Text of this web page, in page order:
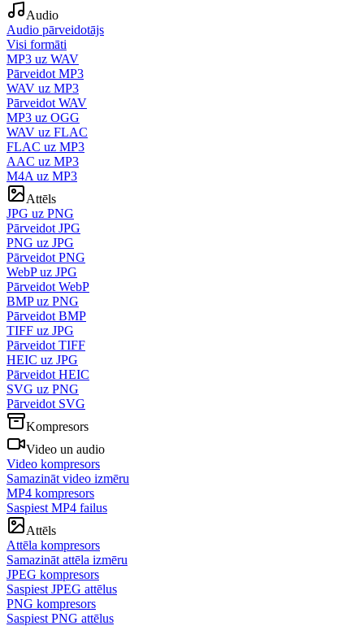
Audio
Audio pārveidotājs
Visi formāti
MP3 uz WAV
Pārveidot MP3
WAV uz MP3
Pārveidot WAV
MP3 uz OGG
WAV uz FLAC
FLAC uz MP3
AAC uz MP3
M4A uz MP3
Attēls
JPG uz PNG
Pārveidot JPG
PNG uz JPG
Pārveidot PNG
WebP uz JPG
Pārveidot WebP
BMP uz PNG
Pārveidot BMP
TIFF uz JPG
Pārveidot TIFF
HEIC uz JPG
Pārveidot HEIC
SVG uz PNG
Pārveidot SVG
Kompresors
Video un audio
Video kompresors
Samazināt video izmēru
MP4 kompresors
Saspiest MP4 failus
Attēls
Attēla kompresors
Samazināt attēla izmēru
JPEG kompresors
Saspiest JPEG attēlus
PNG kompresors
Saspiest PNG attēlus